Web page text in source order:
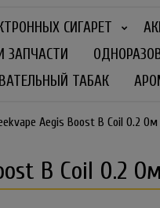
СИГАРЕТ
ЗАПЧАСТИ
ТАБАК
Aegis Boost B Coil 0.2 Ом
B Coil 0.2 Ом